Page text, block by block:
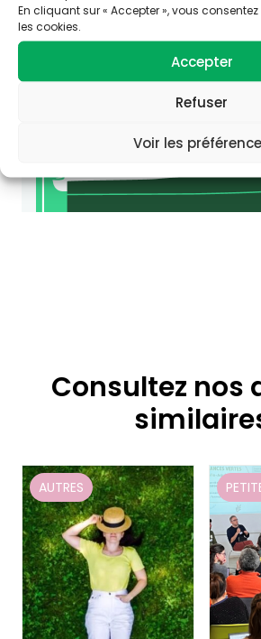
En cliquant sur « Accepter », vous
les cookies.
Accepter
Refuser
Voir les
agir-ese.org
Consultez nos
AUTRES